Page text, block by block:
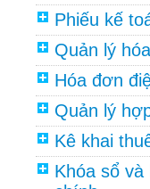
Phiếu kế
Quản lý
Hóa đơn
Quản lý
Kê khai
Khóa sổ và